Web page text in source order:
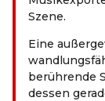
Szene.
Eine
berührende
dessen